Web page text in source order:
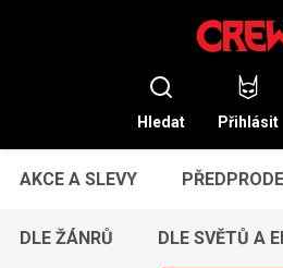
Hledat Přihlásit
AKCE A SLEVY
DLE ŽÁNRŮ DLE SVĚTŮ A